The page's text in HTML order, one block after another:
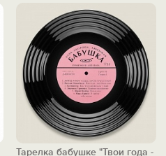
Тарелка бабушке "Твои года -